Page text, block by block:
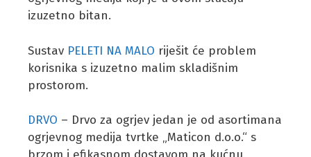
izuzetno bitan.
Sustav PELETI NA MALO riješit će problem
korisnika s izuzetno malim skladišnim
prostorom.
DRVO – Drvo za ogrjev jedan je od asortimana
ogrjevnog medija tvrtke „Maticon d.o.o.“ s